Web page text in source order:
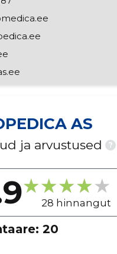
AS
ja arvustused ?
28 hinnangut
20